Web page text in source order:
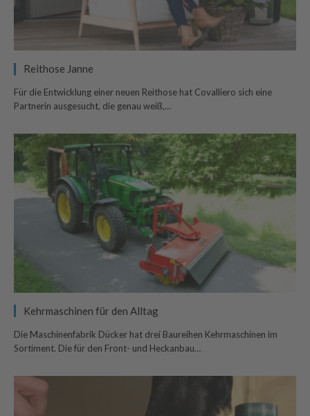
Reithose Janne
Für die Entwicklung einer neuen Reithose hat Covalliero sich eine
Partnerin ausgesucht, die genau weiß,…
Kehrmaschinen für den Alltag
Die Maschinenfabrik Dücker hat drei Baureihen Kehrmaschinen im
Sortiment. Die für den Front- und Heckanbau…